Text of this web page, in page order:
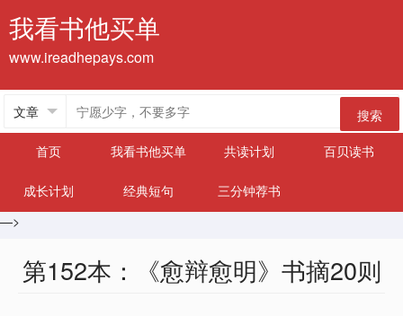
我看书他买单
www.ireadhepays.com
搜索
首页
我看书他买单 共读计划 百贝读书
成长计划 经典短句
三分钟荐书
—>
第152本：《愈辩愈明》书摘20则